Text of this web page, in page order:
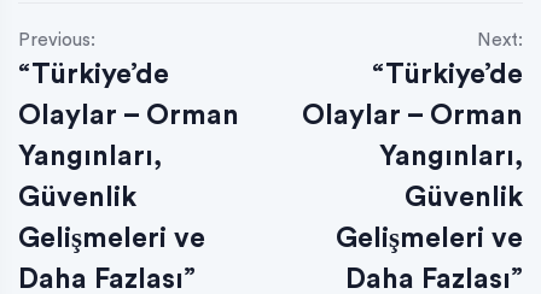
Previous:
“Türkiye’de
Olaylar – Orman
Yangınları,
Güvenlik
Gelişmeleri ve
Daha Fazlası”
Next:
“Türkiye’de
Olaylar – Orman
Yangınları,
Güvenlik
Gelişmeleri ve
Daha Fazlası”